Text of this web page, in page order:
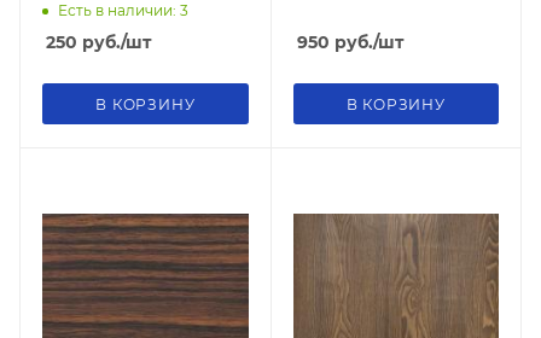
Есть в наличии: 3
250 руб./шт
В КОРЗИНУ
950 руб./шт
В КОРЗИНУ